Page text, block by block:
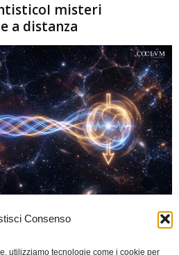
Consenso
utilizziamo tecnologie come i cookie per
misteri
a distanza
0
correlazioni che sembrano ignorare